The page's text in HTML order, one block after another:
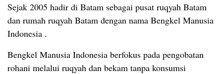
Sejak 2005 hadir di Batam sebagai pusat ruqyah Batam
dan rumah ruqyah Batam dengan nama Bengkel Manusia
Indonesia .
Bengkel Manusia Indonesia berfokus pada pengobatan
rohani melalui ruqyah dan bekam tanpa konsumsi